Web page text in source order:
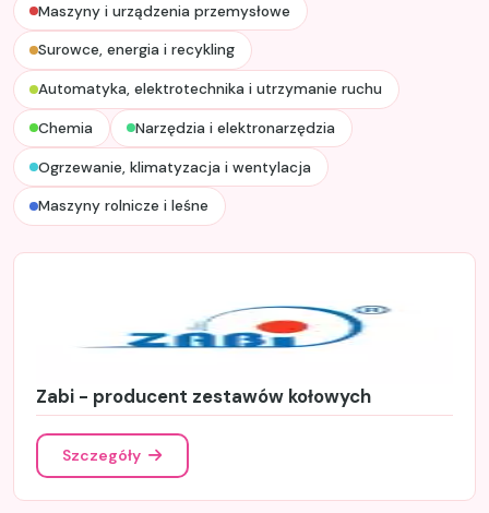
Maszyny i urządzenia przemysłowe
Surowce, energia i recykling
Automatyka, elektrotechnika i utrzymanie ruchu
Chemia Narzędzia i elektronarzędzia
Ogrzewanie, klimatyzacja i wentylacja
Maszyny rolnicze i leśne
Zabi - producent zestawów kołowych
Szczegóły